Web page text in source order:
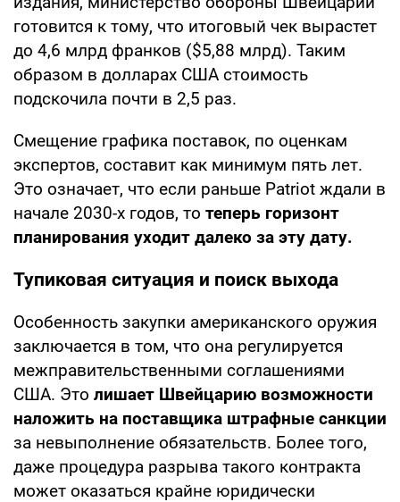
готовится к тому, что итоговый чек вырастет
до 4,6 млрд франков ($5,88 млрд). Таким
образом в долларах США стоимость
подскочила почти в 2,5 раз.
Смещение графика поставок, по оценкам
экспертов, составит как минимум пять лет.
Это означает, что если раньше Patriot ждали в
начале 2030-х годов, то теперь горизонт
планирования уходит далеко за эту дату.
Тупиковая ситуация и поиск выхода
Особенность закупки американского оружия
заключается в том, что она регулируется
межправительственными соглашениями
США. Это лишает Швейцарию возможности
наложить на поставщика штрафные санкции
за невыполнение обязательств. Более того,
даже процедура разрыва такого контракта
может оказаться крайне юридически